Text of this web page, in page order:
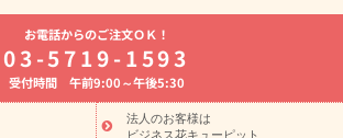
お祝いの花特集
誕生日フラワーギフト特集
コキキョウ)
開店・開業祝い
お悔やみ お供え・お悔やみの花
通夜・葬儀に贈る花 胡蝶蘭・花鉢
節のイベント
ひまわり ギフト・プレゼント
季節のイベント
お電話からのご注文ＯＫ！
03-5719-1593
受付時間 午前9:00～午後5:30
法人のお客様は
ビジネス花キューピット